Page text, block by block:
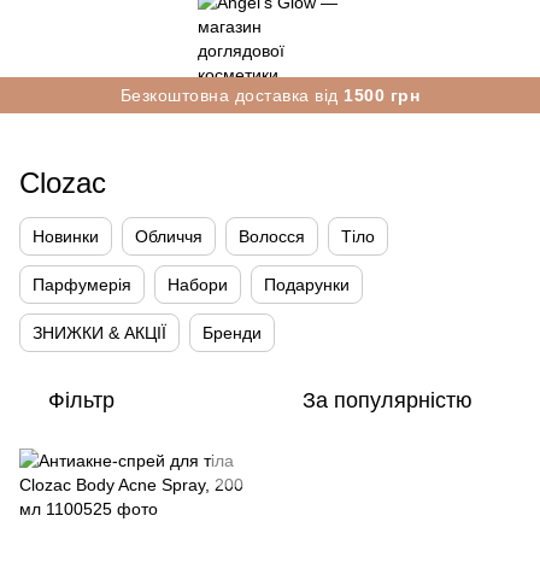
Безкоштовна доставка від 1500 грн
Clozac
Новинки Обличчя Волосся Тіло
Парфумерія Набори Подарунки
ЗНИЖКИ & АКЦІЇ Бренди
Фільтр За популярністю